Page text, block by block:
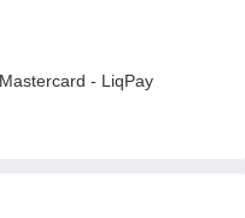
- LiqPay